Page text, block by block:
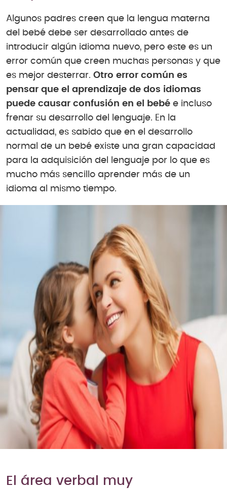
Algunos padres creen que la lengua materna
del bebé debe ser desarrollado antes de
introducir algún idioma nuevo, pero este es un
error común que creen muchas personas y que
es mejor desterrar. Otro error común es
pensar que el aprendizaje de dos idiomas
puede causar confusión en el bebé e incluso
frenar su desarrollo del lenguaje. En la
actualidad, es sabido que en el desarrollo
normal de un bebé existe una gran capacidad
para la adquisición del lenguaje por lo que es
mucho más sencillo aprender más de un
idioma al mismo tiempo.
El área verbal muy